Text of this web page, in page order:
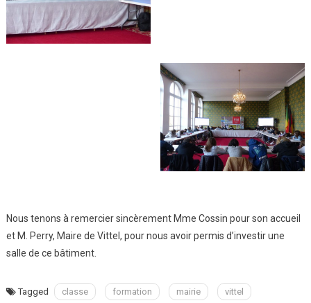
Nous tenons à remercier sincèrement Mme Cossin pour son accueil
et M. Perry, Maire de Vittel, pour nous avoir permis d’investir une
salle de ce bâtiment.
Tagged classe formation mairie vittel